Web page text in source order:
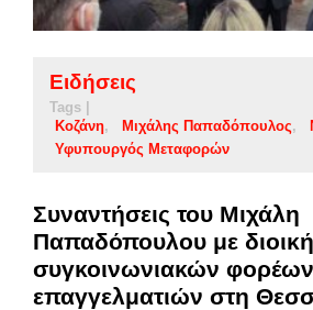
Ειδήσεις
Tags |
Κοζάνη
Μιχάλης Παπαδόπουλος
Υφυπουργός Μεταφορών
Συναντήσεις του Μιχάλη
Παπαδόπουλου με
συγκοινωνιακών φορέων
επαγγελματιών στη